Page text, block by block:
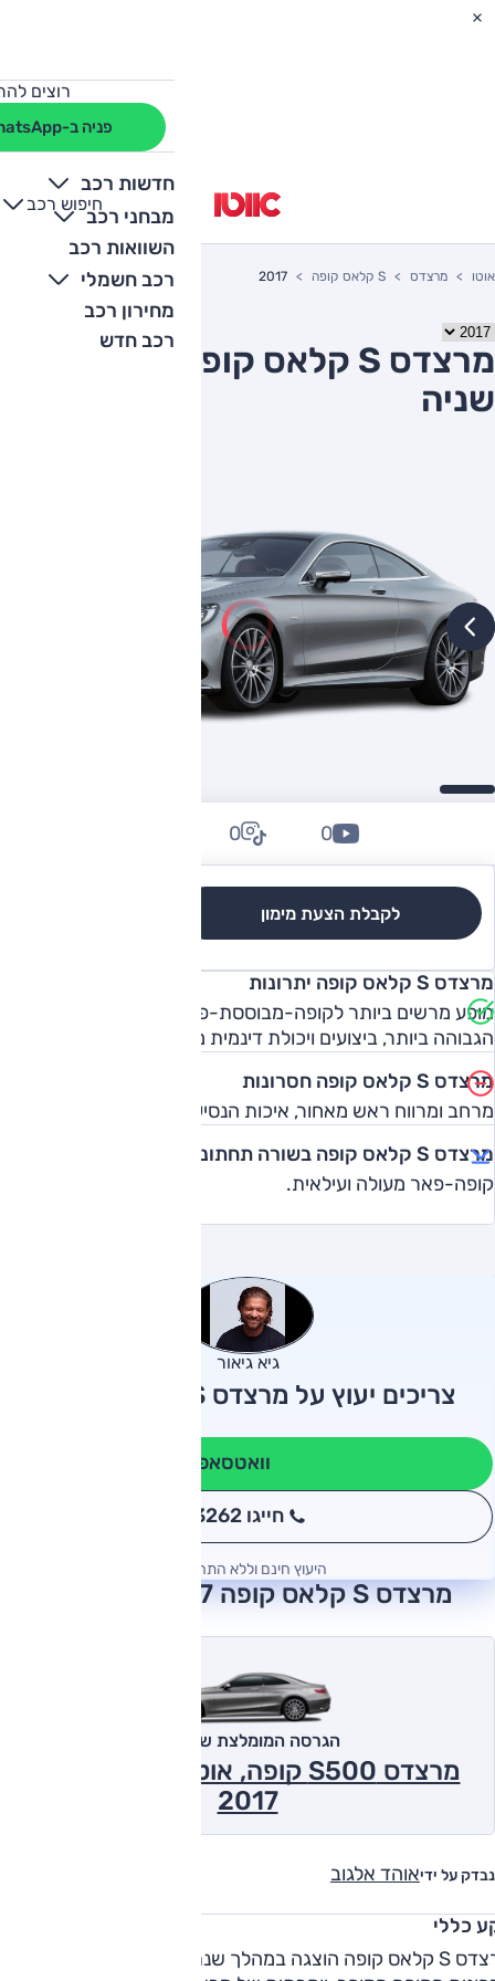
רוצים
פניה ב-WhatsApp
חדשות רכב
מבחני רכב
השוואות רכב
רכב חשמלי
מחירון רכב
רכב חדש
חיפוש רכב
+
-
אוטו מרצדס S קלאס קופה 2017
שניה
לקבלת הצעת מימון
0
0
מרצדס S קלאס קופה יתרונות
מופע מרשים ביותר לקופה-מבוססת-פאר, תא נוסעים ברמה
הגבוהה ביותר, ביצועים ויכולת דינמית מרשימים.
מרצדס S קלאס קופה חסרונות
מרחב ומרווח ראש מאחור, איכות הנסיעה בעיר אינה מושלמת.
מרצדס S קלאס קופה בשורה תחתונה
קופה-פאר מעולה ועילאית.
גיא גיאור
צריכים יעוץ על מרצדס S קלאס קופה?
וואטסאפ
חייגו 3262
היעוץ חינם וללא התחייבות
מרצדס S קלאס קופה 2017 חוות דעת
נבדק על ידיאוהד אלגוב
הגרסה המומלצת של אוטו
2017
כללי